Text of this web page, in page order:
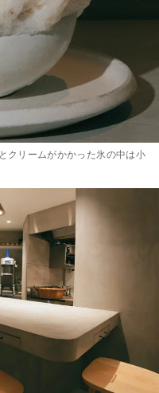
クリームがかかった氷の中は小